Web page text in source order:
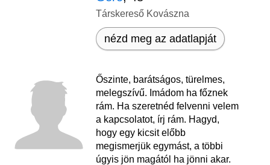
Társkereső Kovászna
nézd meg az adatlapját
Őszinte, barátságos, türelmes,
melegszívű. Imádom ha főznek
rám. Ha szeretnéd felvenni velem
a kapcsolatot, írj rám. Hagyd,
hogy egy kicsit előbb
megismerjük egymást, a többi
úgyis jön magától ha jönni akar.